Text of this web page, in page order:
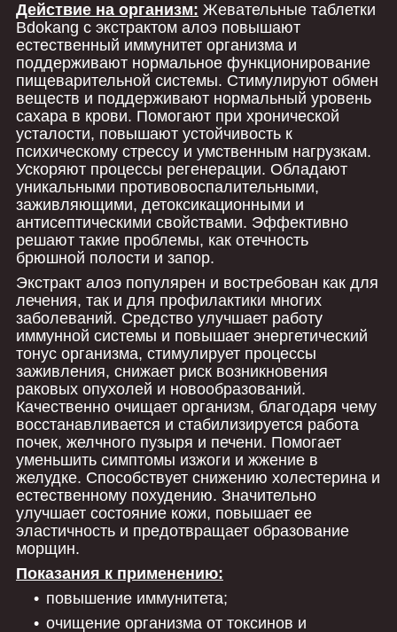
Действие на организм: Жевательные таблетки
Bdokang с экстрактом алоэ повышают
естественный иммунитет организма и
поддерживают нормальное функционирование
пищеварительной системы. Стимулируют обмен
веществ и поддерживают нормальный уровень
сахара в крови. Помогают при хронической
усталости, повышают устойчивость к
психическому стрессу и умственным нагрузкам.
Ускоряют процессы регенерации. Обладают
уникальными противовоспалительными,
заживляющими, детоксикационными и
антисептическими свойствами. Эффективно
решают такие проблемы, как отечность
брюшной полости и запор.
Экстракт алоэ популярен и востребован как для
лечения, так и для профилактики многих
заболеваний. Средство улучшает работу
иммунной системы и повышает энергетический
тонус организма, стимулирует процессы
заживления, снижает риск возникновения
раковых опухолей и новообразований.
Качественно очищает организм, благодаря чему
восстанавливается и стабилизируется работа
почек, желчного пузыря и печени. Помогает
уменьшить симптомы изжоги и жжение в
желудке. Способствует снижению холестерина и
естественному похудению. Значительно
улучшает состояние кожи, повышает ее
эластичность и предотвращает образование
морщин.
Показания к применению:
повышение иммунитета;
очищение организма от токсинов и